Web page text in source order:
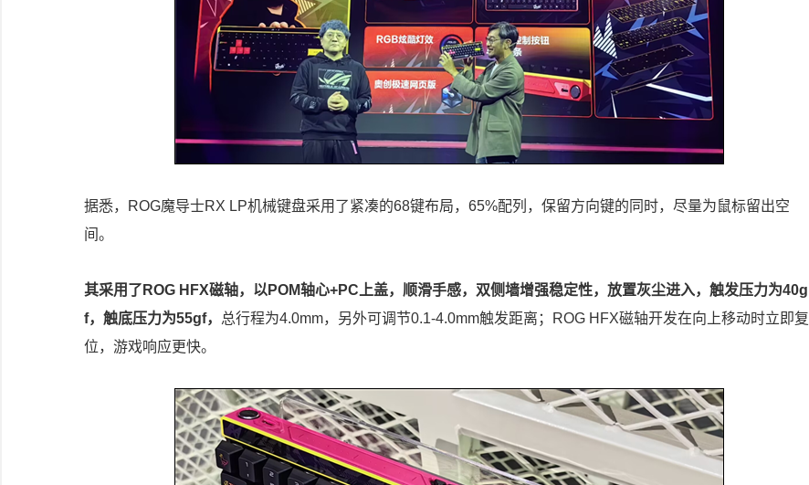
据悉，ROG魔导士RX LP机械键盘采用了紧凑的68键布局，65%配列，保留方向键的同时，尽量为鼠标留出空
间。
其采用了ROG HFX磁轴，以POM轴心+PC上盖，顺滑手感，双侧墙增强稳定性，放置灰尘进入，触发压力为40g
f，触底压力为55gf， 总行程为4.0mm，另外可调节0.1-4.0mm触发距离；ROG HFX磁轴开发在向上移动时立即复
位，游戏响应更快。